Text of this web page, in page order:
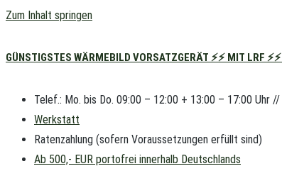
Zum Inhalt springen
GÜNSTIGSTES WÄRMEBILD VORSATZGERÄT ⚡⚡ MIT LRF
Telef.: Mo. bis Do. 09:00 – 12:00 + 13:00 – 17:00 Uhr
Werkstatt
Ratenzahlung (sofern Voraussetzungen erfüllt sind)
Ab 500,- EUR portofrei innerhalb Deutschlands